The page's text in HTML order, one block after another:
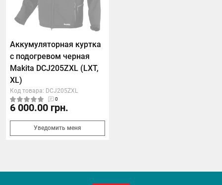
Аккумуляторная куртка
с подогревом черная
Makita DCJ205ZXL (LXT,
XL)
Код товара: DCJ205ZXL
0
6 000.00 грн.
Уведомить меня